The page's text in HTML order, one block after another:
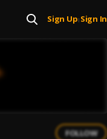
Sign Up| Sign In
FOLLOW